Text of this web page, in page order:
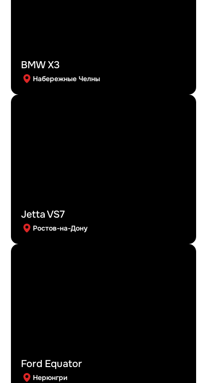
BMW X3
Набережные Челны
Jetta VS7
Ростов-на-Дону
Ford Equator
Нерюнгри